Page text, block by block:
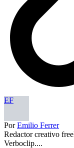
EF
PorEmilio Ferrer
Redactor creativo
Verboclip....